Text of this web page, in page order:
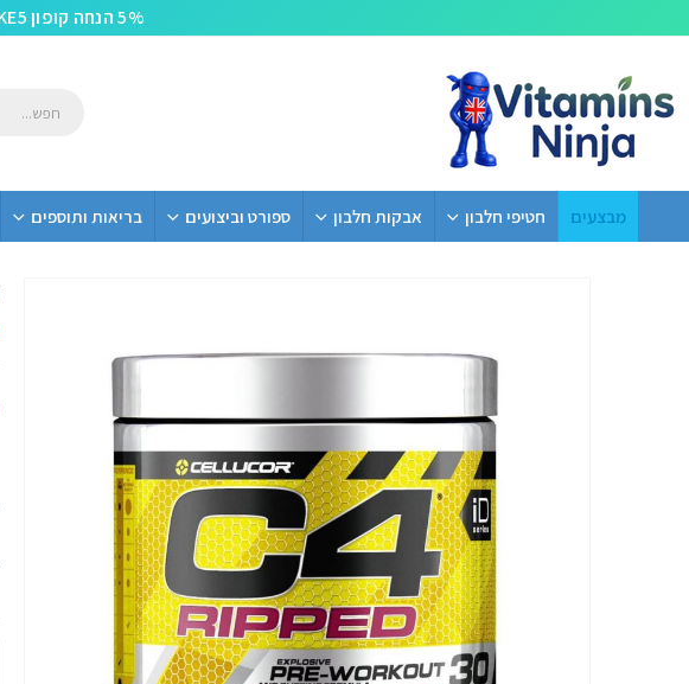
5% הנחה קופון TAKE5 בקניית 2 מוצרים. משלוח חינם מעל 279 שח!
מבצעים חטיפי חלבון אבקות חלבון ספורט וביצועים בריאות ותוספים